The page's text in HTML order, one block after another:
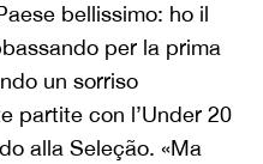
bellissimo: ho il
per la prima
un sorriso
partite con l’Under 20
alla Seleção. «Ma